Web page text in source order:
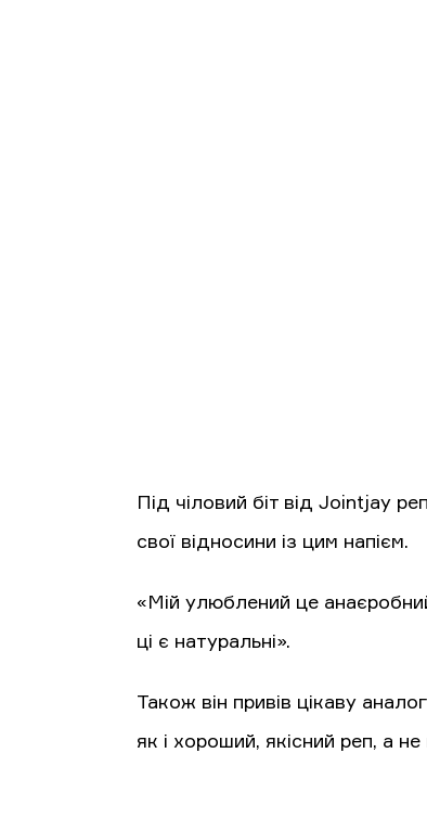
Під чіловий біт від Jointjay
свої відносини із цим напієм.
«Мій улюблений це
ці є натуральні».
Також він привів цікаву
як і хороший, якісний реп, а